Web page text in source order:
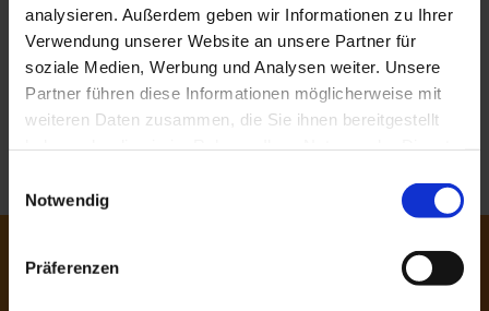
analysieren. Außerdem geben wir Informationen zu Ihrer
Verwendung unserer Website an unsere Partner für
soziale Medien, Werbung und Analysen weiter. Unsere
Partner führen diese Informationen möglicherweise mit
weiteren Daten zusammen, die Sie ihnen bereitgestellt
Cookies, wenn Sie unsere Webseite weiterhin nutzen.
Notwendig
Präferenzen
SHI-Produktpass SL-Serie
PDF, 4,44 MB
Umweltproduktdeklaration EPD
PDF, 2,37 MB
Sollten Sie Fragen zu einem unser